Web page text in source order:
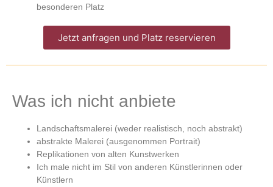
besonderen Platz
Jetzt anfragen und Platz reservieren
Was ich nicht anbiete
Landschaftsmalerei (weder realistisch, noch abstrakt)
abstrakte Malerei (ausgenommen Portrait)
Replikationen von alten Kunstwerken
Ich male nicht im Stil von anderen Künstlerinnen oder
Künstlern